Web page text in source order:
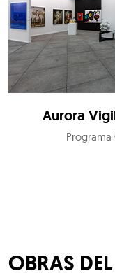
Aurora
Programa
OBRAS